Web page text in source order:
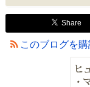
Share
このブログを購